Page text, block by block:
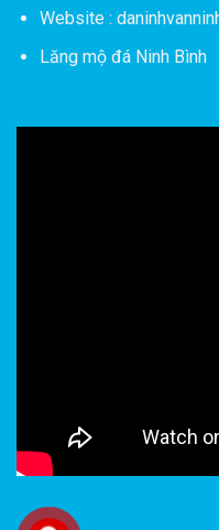
Website :
Lăng mộ đá Ninh Bình